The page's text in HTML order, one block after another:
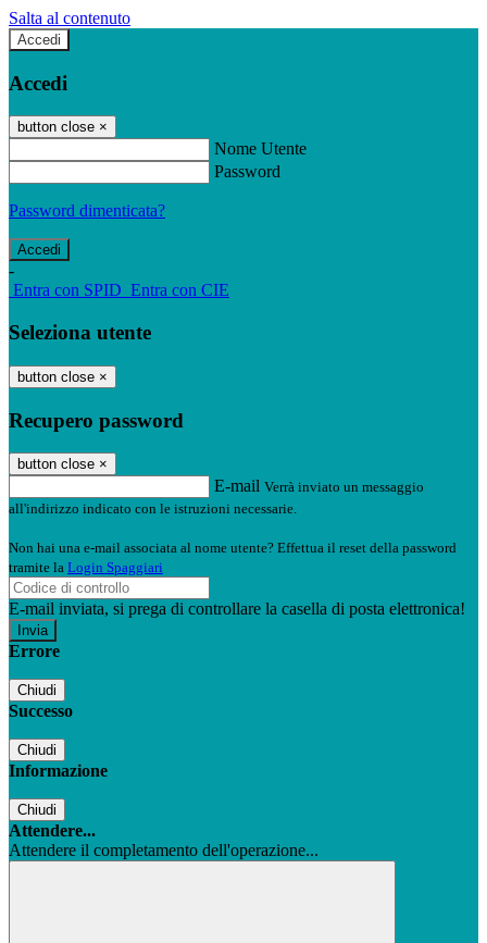
Salta al contenuto
Accedi
Accedi
button close ×
Nome Utente
Password
Password dimenticata?
-
Entra con SPID Entra con CIE
Seleziona utente
button close ×
Recupero password
button close ×
E-mail Verrà inviato un messaggio
all'indirizzo indicato con le istruzioni necessarie.
Non hai una e-mail associata al nome utente? Effettua il reset della password
tramite la Login Spaggiari
E-mail inviata, si prega di controllare la casella di posta elettronica!
Errore
Chiudi
Successo
Chiudi
Informazione
Chiudi
Attendere...
Attendere il completamento dell'operazione...